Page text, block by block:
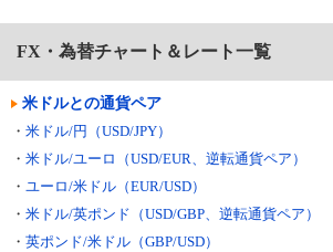
FX・為替チャート＆レート一覧
米ドルとの通貨ペア
・ 米ドル/円（USD/JPY）
・ 米ドル/ユーロ（USD/EUR、逆転通貨ペア）
・ ユーロ/米ドル（EUR/USD）
・ 米ドル/英ポンド（USD/GBP、逆転通貨ペア）
・ 英ポンド/米ドル（GBP/USD）